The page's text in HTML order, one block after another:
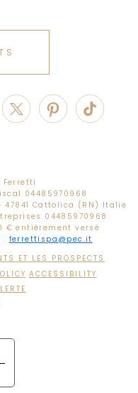
Ferretti
04485970968
Cattolica (RN) Italie
04485970968
€ entièrement versé
: ferrettispa@pec.it
ET LES PROSPECTS
ACCESSIBILITY